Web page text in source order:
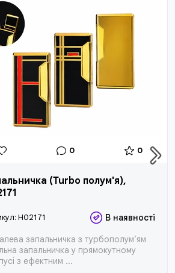
0 0
(Turbo полум'я),
H02171
В наявності
запальничка з турбополум’ям
запальничка у прямокутному
з ефектним ...